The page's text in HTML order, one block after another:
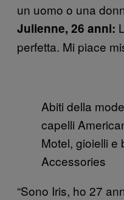
un uomo o una
Julienne, 26 anni:
perfetta. Mi piace
Abiti della
capelli
Motel, gioielli e
Accessories
“Sono Iris, ho 27